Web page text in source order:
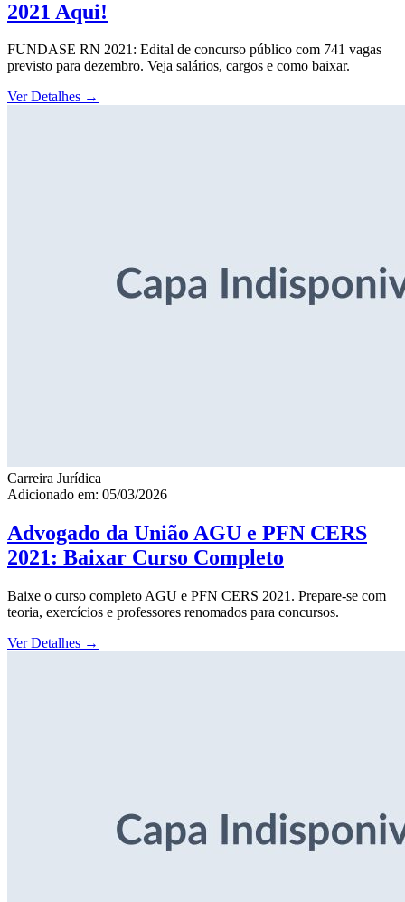
2021 Aqui!
FUNDASE RN 2021: Edital de concurso público com 741 vagas
previsto para dezembro. Veja salários, cargos e como baixar.
Ver Detalhes →
Carreira Jurídica
Adicionado em: 05/03/2026
Advogado da União AGU e PFN CERS
2021: Baixar Curso Completo
Baixe o curso completo AGU e PFN CERS 2021. Prepare-se com
teoria, exercícios e professores renomados para concursos.
Ver Detalhes →